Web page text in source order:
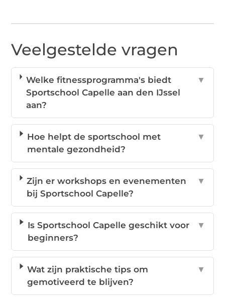
Veelgestelde vragen
Welke fitnessprogramma's biedt
Sportschool Capelle aan den IJssel
aan?
▼
Hoe helpt de sportschool met
mentale gezondheid?
▼
Zijn er workshops en evenementen
bij Sportschool Capelle?
▼
Is Sportschool Capelle geschikt voor
beginners?
▼
Wat zijn praktische tips om
gemotiveerd te blijven?
▼